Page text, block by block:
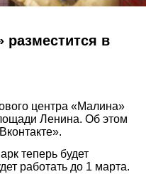
разместится в
центра «Малина»
Ленина. Об этом
теперь будет
работать до 1 марта.